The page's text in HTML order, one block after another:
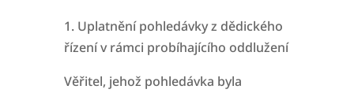
1. Uplatnění pohledávky z dědického
řízení v rámci probíhajícího oddlužení
Věřitel, jehož pohledávka byla